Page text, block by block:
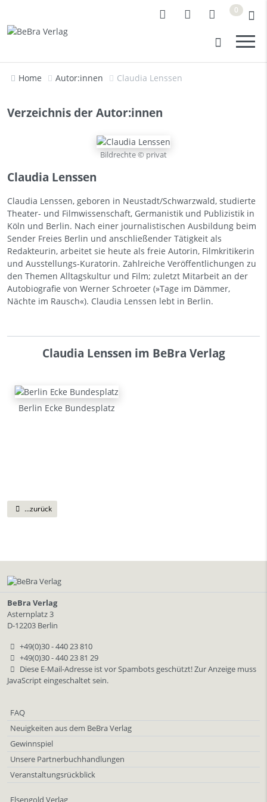
0
Home Autor:innen Claudia Lenssen
Verzeichnis der Autor:innen
Bildrechte © privat
Claudia Lenssen
Claudia Lenssen, geboren in Neustadt/Schwarzwald, studierte
Theater- und Filmwissenschaft, Germanistik und Publizistik in
Köln und Berlin. Nach einer journalistischen Ausbildung beim
Sender Freies Berlin und anschließender Tätigkeit als
Redakteurin, arbeitet sie heute als freie Autorin, Filmkritikerin
und Ausstellungs-Kuratorin. Zahlreiche Veröffentlichungen zu
den Themen Alltagskultur und Film; zuletzt Mitarbeit an der
Autobiografie von Werner Schroeter (»Tage im Dämmer,
Nächte im Rausch«). Claudia Lenssen lebt in Berlin.
Claudia Lenssen im BeBra Verlag
Berlin Ecke Bundesplatz
...zurück
BeBra Verlag
Asternplatz 3
D-12203 Berlin
+49(0)30 - 440 23 810
+49(0)30 - 440 23 81 29
Diese E-Mail-Adresse ist vor Spambots geschützt! Zur Anzeige muss
JavaScript eingeschaltet sein.
FAQ
Neuigkeiten aus dem BeBra Verlag
Gewinnspiel
Unsere Partnerbuchhandlungen
Veranstaltungsrückblick
Elsengold Verlag